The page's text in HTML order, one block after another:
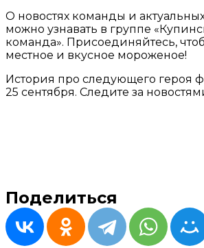
О новостях команды и
можно узнавать в группе
команда». Присоединяйтесь,
местное и вкусное мороженое!
История про следующего героя
25 сентября. Следите за
Поделиться